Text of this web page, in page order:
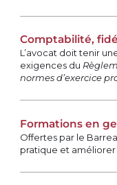
Comptabilité,
L’avocat doit tenir
exigences du
normes d’exercice
Formations en
Offertes par le
pratique et